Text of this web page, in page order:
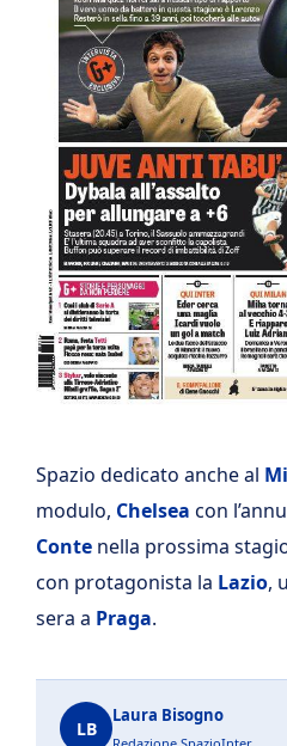
Spazio dedicato anche al
modulo, Chelsea con
Conte nella prossima
con protagonista la Lazio,
sera a Praga.
LB
Laura Bisogno